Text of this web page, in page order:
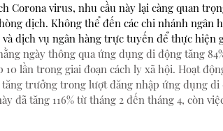
Corona virus, nhu cầu này lại càng quan
dịch. Không thể đến các chi nhánh ngân
dịch vụ ngân hàng trực tuyến để thực hiện
ngày thông qua ứng dụng di động tăng
10 lần trong giai đoạn cách ly xã hội. Hoạt
trưởng trong lượt đăng nhập ứng dụng
đã tăng 116% từ tháng 2 đến tháng 4, còn